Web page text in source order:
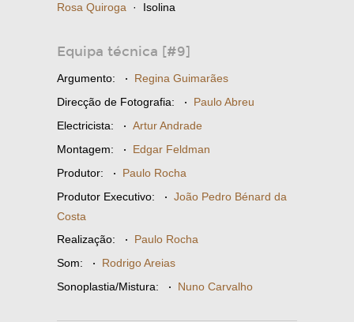
Rosa Quiroga · Isolina
Equipa técnica [#9]
Argumento: · Regina Guimarães
Direcção de Fotografia: · Paulo Abreu
Electricista: · Artur Andrade
Montagem: · Edgar Feldman
Produtor: · Paulo Rocha
Produtor Executivo: · João Pedro Bénard da
Costa
Realização: · Paulo Rocha
Som: · Rodrigo Areias
Sonoplastia/Mistura: · Nuno Carvalho